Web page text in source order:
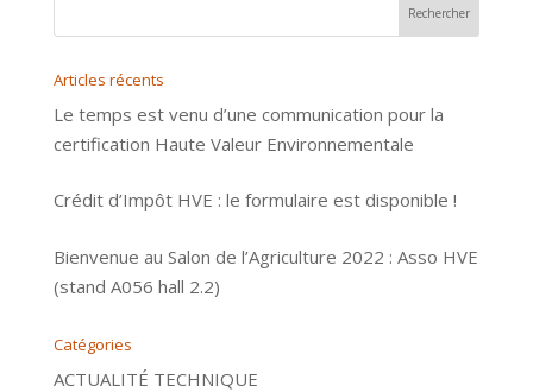
Articles récents
Le temps est venu d’une communication pour la
certification Haute Valeur Environnementale
Crédit d’Impôt HVE : le formulaire est disponible !
Bienvenue au Salon de l’Agriculture 2022 : Asso HVE
(stand A056 hall 2.2)
Catégories
ACTUALITÉ TECHNIQUE